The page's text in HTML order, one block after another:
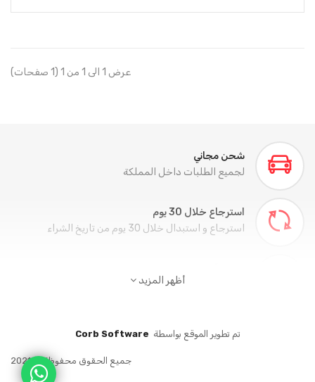
عرض 1 الى 1 من 1 (1 صفحات)
شحن مجاني
لجميع الطلبات داخل المملكة
استرجاع خلال 30 يوم
استرجاع و استبدال خلال 30 يوم من تاريخ الشراء
تسوق أمن من خلال جميع وسائل الدفع
دعم فني طوال اليوم
أظهر المزيد
تم تطوير الموقع بواسطة Corb Software
جميع الحقوق محفوظة © 2021